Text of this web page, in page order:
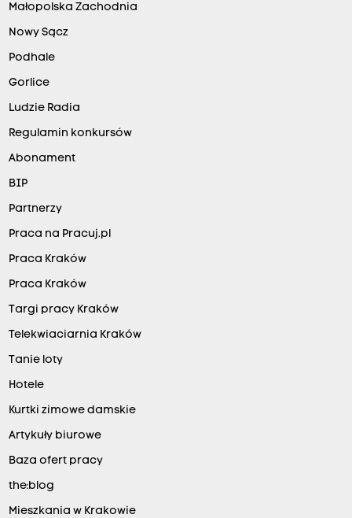
Małopolska Zachodnia
Nowy Sącz
Podhale
Gorlice
Ludzie Radia
Regulamin konkursów
Abonament
BIP
Partnerzy
Praca na Pracuj.pl
Praca Kraków
Praca Kraków
Targi pracy Kraków
Telekwiaciarnia Kraków
Tanie loty
Hotele
Kurtki zimowe damskie
Artykuły biurowe
Baza ofert pracy
the:blog
Mieszkania w Krakowie